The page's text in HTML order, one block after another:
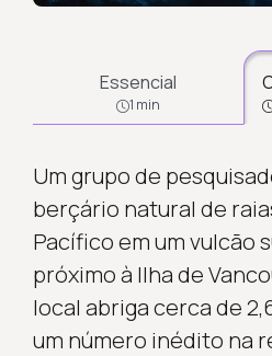
Essencial
1 min
Um grupo de
berçário natural de
Pacífico em um vulcão
próximo à Ilha de
local abriga cerca de
um número inédito na